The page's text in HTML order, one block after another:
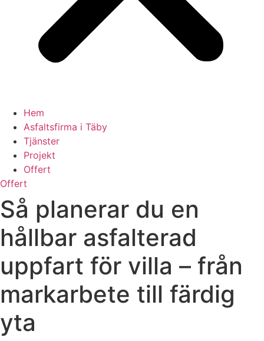
Hem
Asfaltsfirma i Täby
Tjänster
Projekt
Offert
Offert
Så planerar du en
hållbar asfalterad
uppfart för villa – från
markarbete till färdig
yta